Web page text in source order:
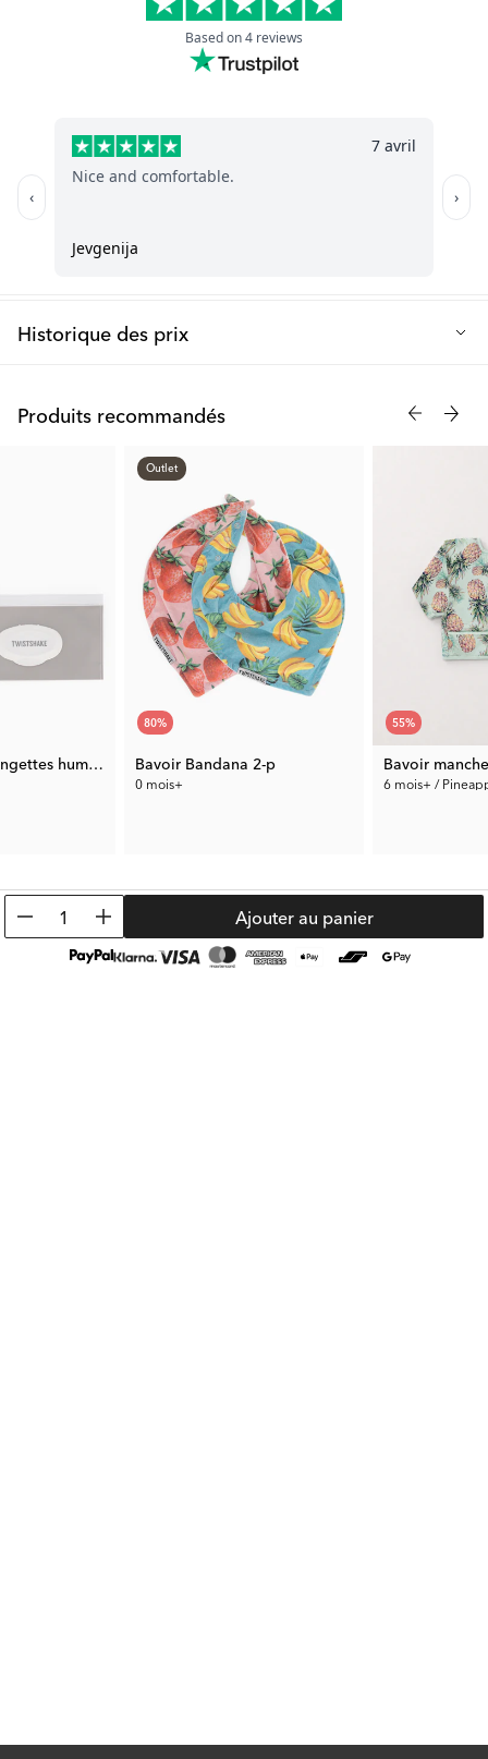
Exempt de : BPA
Lavable au lave-vaisselle : oui, dans le panier supérieur
Historique des prix
Produits recommandés
Pochette pour lingettes humides
Outlet
80%
Bavoir Bandana 2-p
0 mois+
Prix préc.: 24.99 €
55%
Bavoir
6 mois+ /
Prix préc.: 10.99
1 Ajouter au panier